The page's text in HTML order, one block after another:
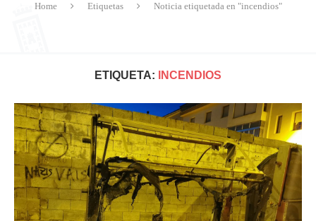
Home Etiquetas Noticia etiquetada en "incendios"
ETIQUETA: INCENDIOS